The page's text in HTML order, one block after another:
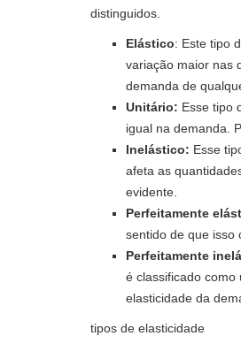
distinguidos.
Elástico: Este tipo
variação maior nas
demanda de
Unitário: Esse tipo
igual na demanda.
Inelástico: Esse
afeta as
evidente.
Perfeitamente
sentido de que isso
Perfeitamente
é classificado como
elasticidade da
tipos de elasticidade